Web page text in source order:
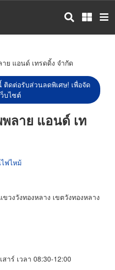
ย แอนด์ เทรดดิ้ง จำกัด
ติดต่อรับส่วนลดพิเศษ! เพื่อจัด
บไซต์
ลาย แอนด์ เท
ฟไหม้
วงวังทองหลาง เขตวังทองหลาง
าร์ เวลา 08:30-12:00